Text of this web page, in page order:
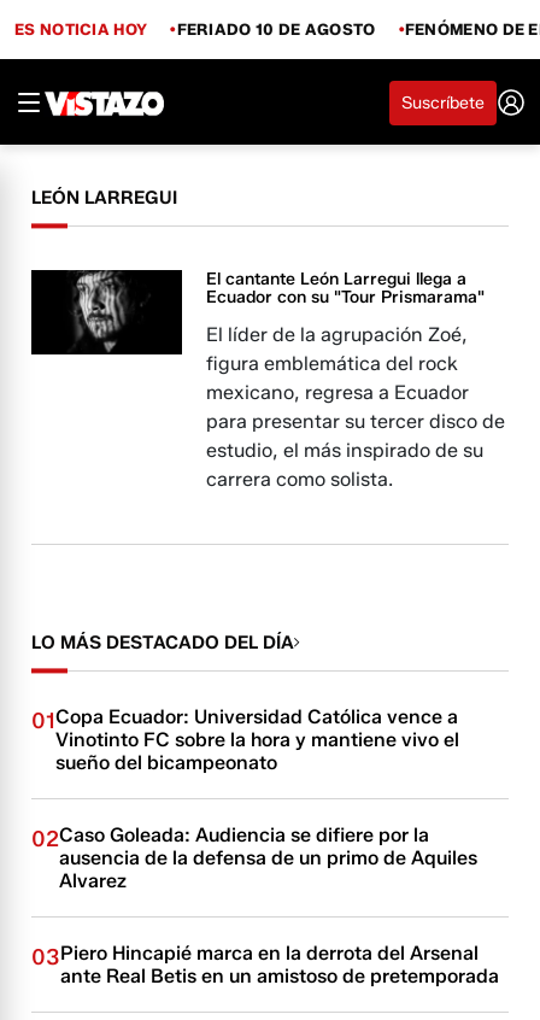
ES NOTICIA HOY FERIADO 10 DE AGOSTO FENÓMENO DE
Suscríbete
LEÓN LARREGUI
El cantante León Larregui llega a
Ecuador con su "Tour Prismarama"
El líder de la agrupación Zoé,
figura emblemática del rock
mexicano, regresa a Ecuador
para presentar su tercer disco de
estudio, el más inspirado de su
carrera como solista.
LO MÁS DESTACADO DEL DÍA
01Copa Ecuador: Universidad Católica vence a
Vinotinto FC sobre la hora y mantiene vivo el
sueño del bicampeonato
02Caso Goleada: Audiencia se difiere por la
ausencia de la defensa de un primo de Aquiles
Alvarez
03Piero Hincapié marca en la derrota del Arsenal
ante Real Betis en un amistoso de pretemporada